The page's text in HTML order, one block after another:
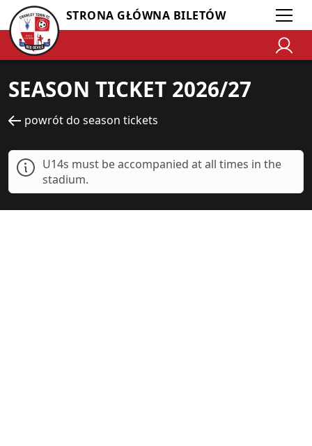
STRONA GŁÓWNA BILETÓW
SEASON TICKET 2026/27
powrót do season tickets
U14s must be accompanied at all times in the
stadium.